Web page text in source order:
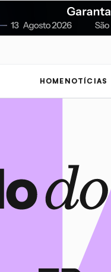
HOME NOTÍCIAS